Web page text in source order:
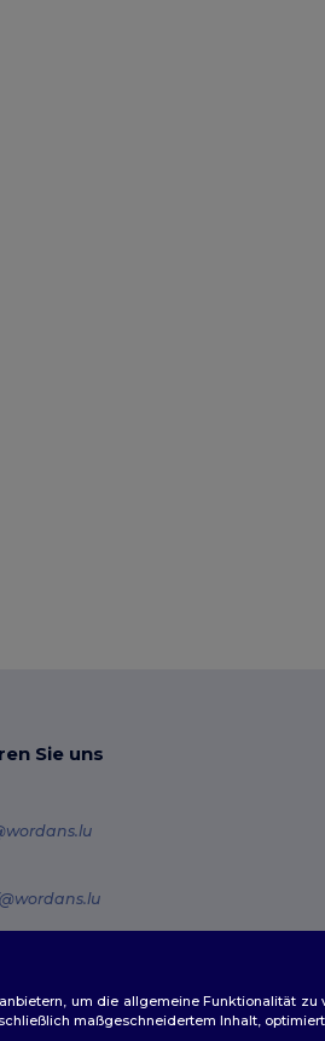
Sie uns
um die allgemeine Funktionalität
maßgeschneidertem Inhalt,